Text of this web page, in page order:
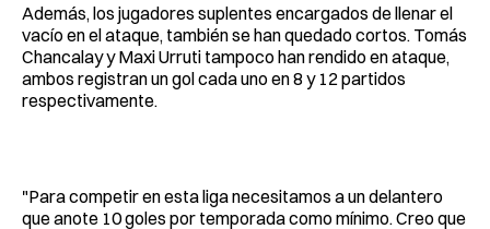
Además, los jugadores suplentes encargados de llenar el
vacío en el ataque, también se han quedado cortos. Tomás
Chancalay y Maxi Urruti tampoco han rendido en ataque,
ambos registran un gol cada uno en 8 y 12 partidos
respectivamente.
"Para competir en esta liga necesitamos a un delantero
que anote 10 goles por temporada como mínimo. Creo que